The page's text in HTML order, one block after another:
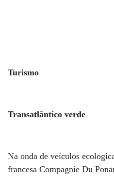
Turismo
Transatlântico verde
Na onda de veículos
francesa Compagnie Du